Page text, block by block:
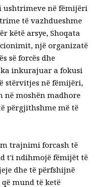
në fëmijëri
të vazhdueshme
këtë arsye, Shoqata
një organizatë
së forcës dhe
ka inkurajuar a fokusi
stërvitjes në fëmijëri,
në moshën madhore
përgjithshme më të
trajnimi forcash të
t'i ndihmojë fëmijët të
dhe të përfshijnë
mund të ketë